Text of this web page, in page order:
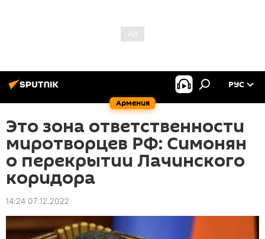
Армения
РУС
Это зона ответственности
миротворцев РФ: Симонян
о перекрытии Лачинского
коридора
14:24 07.12.2022